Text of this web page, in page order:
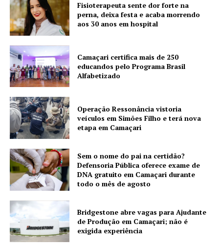
Fisioterapeuta sente dor forte na
perna, deixa festa e acaba morrendo
aos 30 anos em hospital
Camaçari certifica mais de 250
educandos pelo Programa Brasil
Alfabetizado
Operação Ressonância vistoria
veículos em Simões Filho e terá nova
etapa em Camaçari
Sem o nome do pai na certidão?
Defensoria Pública oferece exame de
DNA gratuito em Camaçari durante
todo o mês de agosto
Bridgestone abre vagas para Ajudante
de Produção em Camaçari; não é
exigida experiência